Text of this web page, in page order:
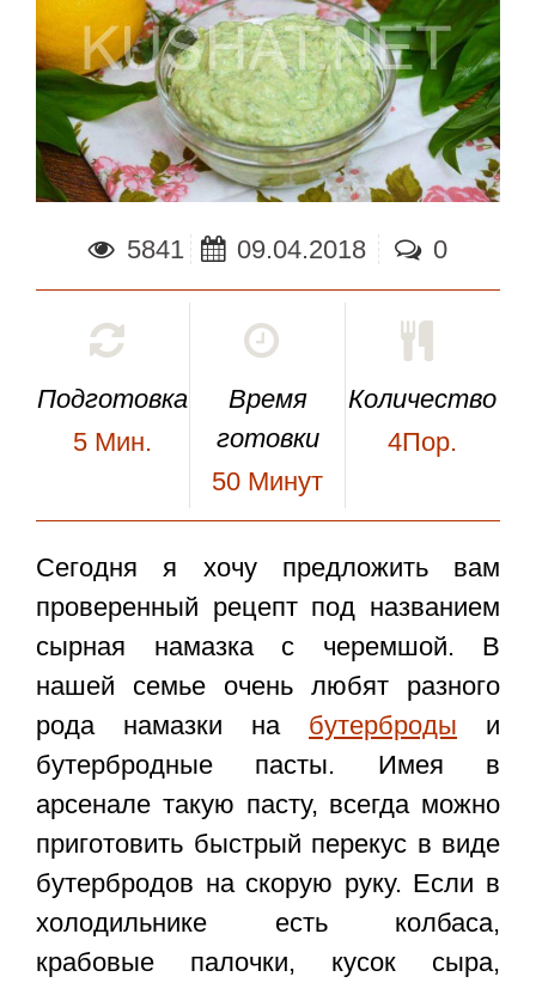
5841 09.04.2018 0
Подготовка
5 Мин.
Время
готовки
50 Минут
Количество
4Пор.
Сегодня я хочу предложить вам
проверенный рецепт под названием
сырная намазка с черемшой. В
нашей семье очень любят разного
рода намазки на бутерброды и
бутербродные пасты. Имея в
арсенале такую пасту, всегда можно
приготовить быстрый перекус в виде
бутербродов на скорую руку. Если в
холодильнике есть колбаса,
крабовые палочки, кусок сыра,